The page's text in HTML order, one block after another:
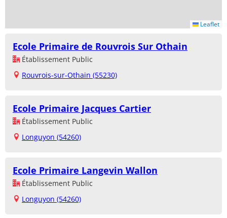
Leaflet
Ecole Primaire de Rouvrois Sur Othain
Établissement Public
Rouvrois-sur-Othain (55230)
Ecole Primaire Jacques Cartier
Établissement Public
Longuyon (54260)
Ecole Primaire Langevin Wallon
Établissement Public
Longuyon (54260)